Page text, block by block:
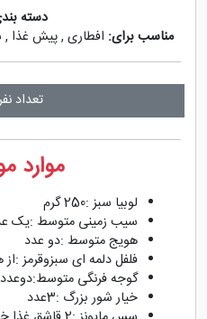
دسته
مناسب برای: افطاری ,پیش غذا ,
تعداد
موارد
لوبیا سبز :250 گرم
سیب زمینی متوسط :یک
هویج متوسط :دو عدد
فلفل دلمه ای سبزوقرمز
گوجه فرنگی متوسط:دوعدد
خیار شور بزرگ :3عدد